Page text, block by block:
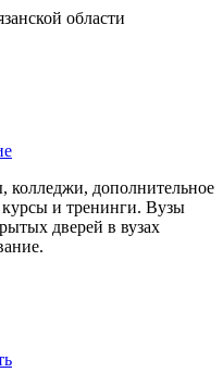
области
колледжи, дополнительное
курсы и тренинги. Вузы
дверей в вузах